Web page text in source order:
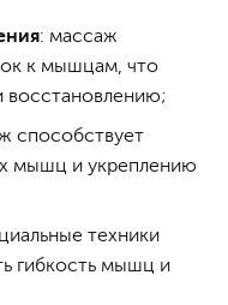
: массаж
к мышцам, что
восстановлению;
способствует
мышц и укреплению
техники
гибкость мышц и